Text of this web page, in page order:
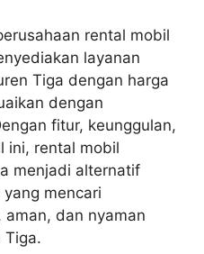
rental mobil
layanan
Tiga dengan harga
dengan
fitur, keunggulan,
ini, rental mobil
menjadi alternatif
mencari
dan nyaman
Tiga.